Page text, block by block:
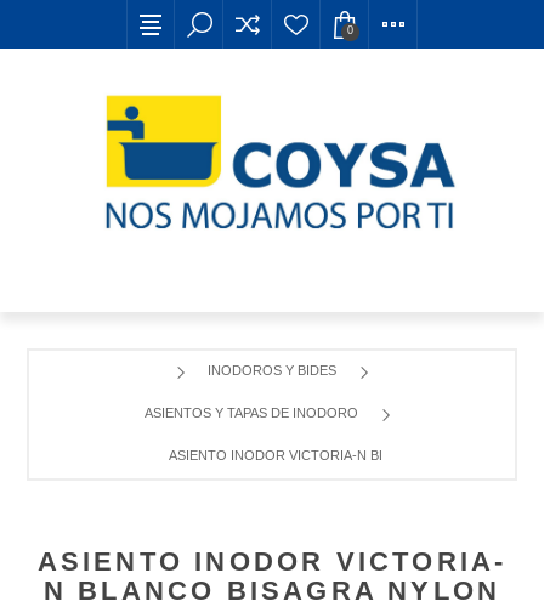
0
INODOROS Y BIDES
ASIENTOS Y TAPAS DE INODORO
ASIENTO INODOR VICTORIA-N BLANCO BISAGRA NYLON
ASIENTO INODOR VICTORIA-
N BLANCO BISAGRA NYLON